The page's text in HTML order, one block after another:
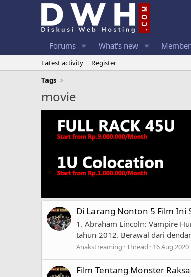
Forums What's new
Latest activity
Register
Tags
movie
Di Larang Nonton 5 Film Ini
1. Abraham Lincoln: Vampire
tahun 2012. Berawal dari
Anakstreaming Thread 16 Aug 2020
Film Tentang Monster